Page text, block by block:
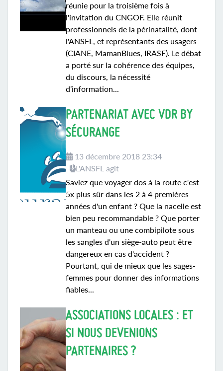
réunie pour la troisième fois à
l'invitation du CNGOF. Elle réunit
professionnels de la périnatalité, dont
l'ANSFL, et représentants des usagers
(CIANE, MamanBlues, IRASF). Le débat
a porté sur la cohérence des équipes,
du discours, la nécessité
d’information...
PARTENARIAT AVEC VDR BY
SÉCURANGE
13 décembre 2018 23:34
L'ANSFL agit
Saviez que voyager dos à la route c'est
5x plus sûr dans les 2 à 4 premières
années d'un enfant ? Que la nacelle est
bien peu recommandable ? Que porter
un manteau ou une combipilote sous
les sangles d'un siège-auto peut être
dangereux en cas d'accident ?
Pourtant, qui de mieux que les sages-
femmes pour donner des informations
fiables...
ASSOCIATIONS LOCALES : ET
SI NOUS DEVENIONS
PARTENAIRES ?